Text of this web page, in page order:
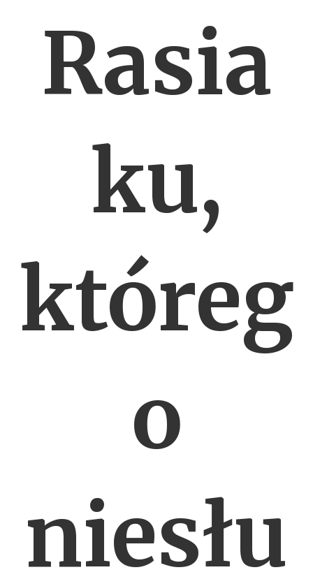
Rasia
ku,
któreg
o
niesłu